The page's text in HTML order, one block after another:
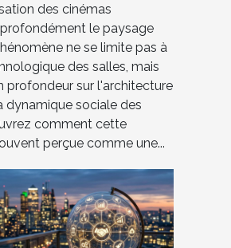
des cinémas
le paysage
ne se limite pas à
des salles, mais
profondeur sur l'architecture
dynamique sociale des
comment cette
perçue comme une...